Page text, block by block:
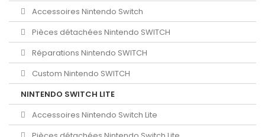
Accessoires Nintendo Switch
Pièces détachées Nintendo SWITCH
Réparations Nintendo SWITCH
Custom Nintendo SWITCH
NINTENDO SWITCH LITE
Accessoires Nintendo Switch Lite